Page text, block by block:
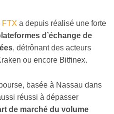
FTX a depuis réalisé une forte
d’échange de
, détrônant des acteurs
ou encore Bitfinex.
basée à Nassau dans
réussi à dépasser
de marché du volume